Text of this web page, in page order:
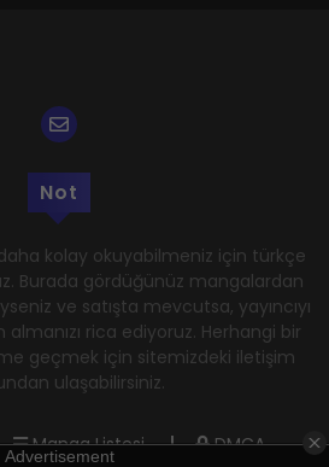
Not
kolay okuyabilmeniz için türkçe
Burada gördüğünüz mangalardan
ve satışta mevcutsa, yayıncıyı
rica ediyoruz. Herhangi bir
geçmek için sitemizdeki iletişim
ulaşabilirsiniz.
Manga Listesi
DMCA